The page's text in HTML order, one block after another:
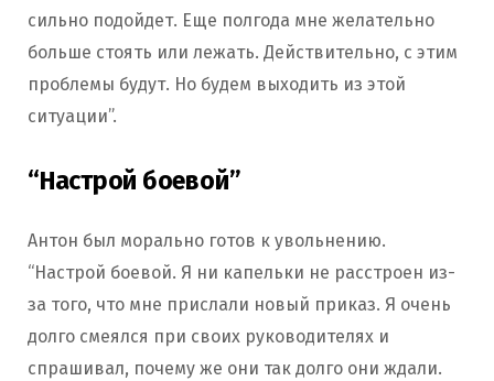
сильно подойдет. Еще полгода мне желательно
больше стоять или лежать. Действительно, с этим
проблемы будут. Но будем выходить из этой
ситуации”.
“Настрой боевой”
Антон был морально готов к увольнению.
“Настрой боевой. Я ни капельки не расстроен из-
за того, что мне прислали новый приказ. Я очень
долго смеялся при своих руководителях и
спрашивал, почему же они так долго они ждали.